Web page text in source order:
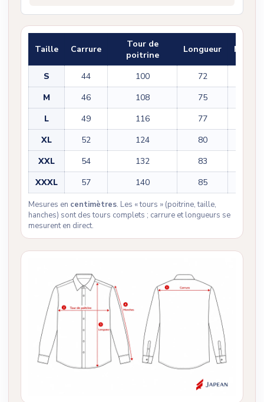
Taille Carrure
Tour de
poitrine
Longueur
S 44 100 72
M
46 108 75
L
49 116 77
XL
52 124 80
XXL
54 132 83
XXXL
57 140 85
Mesures en centimètres. Les « tours » (poitrine, taille,
hanches) sont des tours complets ; carrure et longueurs se
mesurent en direct.